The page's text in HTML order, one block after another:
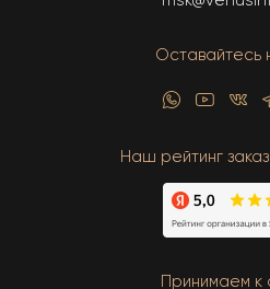
Оставайтесь
Наш рейтинг
Принимаем к